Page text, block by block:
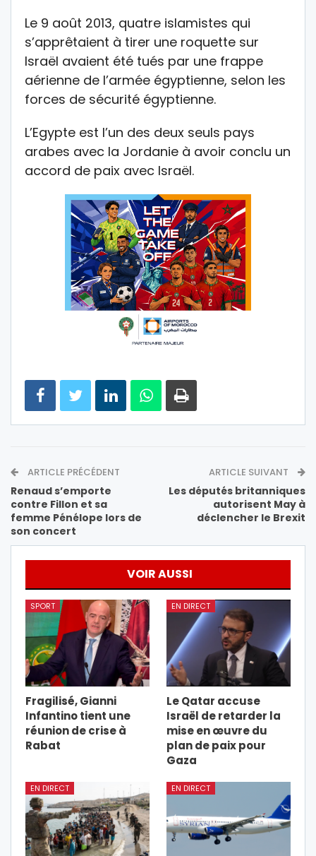
Le 9 août 2013, quatre islamistes qui
s’apprêtaient à tirer une roquette sur
Israël avaient été tués par une frappe
aérienne de l’armée égyptienne, selon les
forces de sécurité égyptienne.
L’Egypte est l’un des deux seuls pays
arabes avec la Jordanie à avoir conclu un
accord de paix avec Israël.
ARTICLE PRÉCÉDENT
Renaud s’emporte
contre Fillon et sa
femme Pénélope lors de
son concert
ARTICLE SUIVANT
Les députés britanniques
autorisent May à
déclencher le Brexit
VOIR AUSSI
SPORT
Fragilisé, Gianni
Infantino tient une
réunion de crise à
Rabat
EN DIRECT
Le Qatar accuse
Israël de retarder la
mise en œuvre du
plan de paix pour
Gaza
EN DIRECT EN DIRECT